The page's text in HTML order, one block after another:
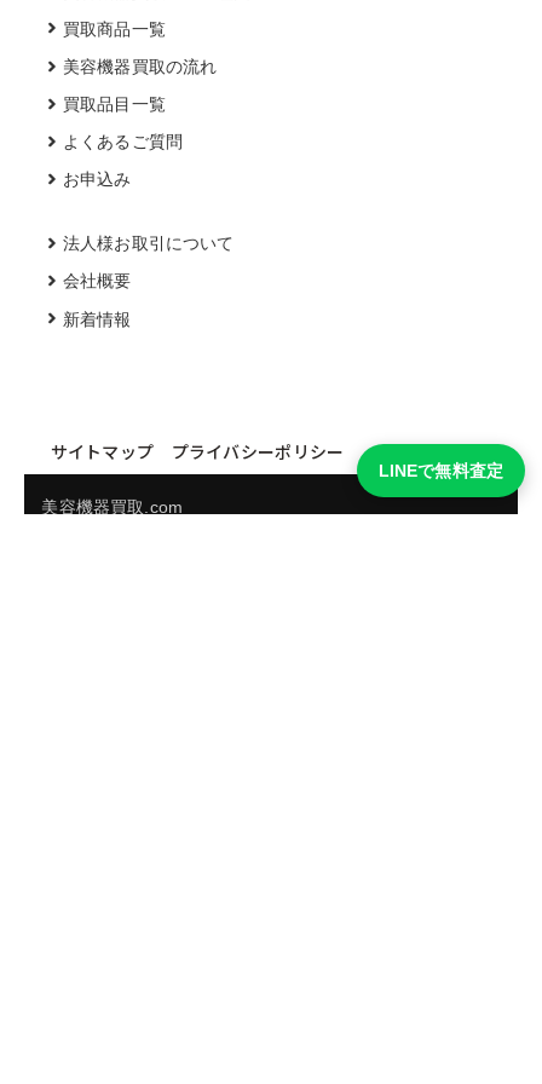
買取商品一覧
美容機器買取の流れ
買取品目一覧
よくあるご質問
お申込み
法人様お取引について
会社概要
新着情報
サイトマップ プライバシーポリシー
美容機器買取.com
LINEで無料査定